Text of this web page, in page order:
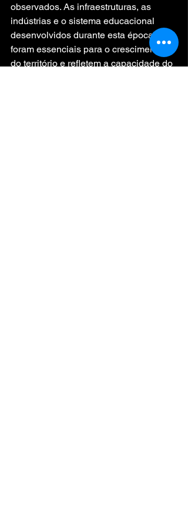
observados. As infraestruturas, as
indústrias e o sistema educacional
desenvolvidos durante esta época
foram essenciais para o crescimento
do território e refletem a capacidade do